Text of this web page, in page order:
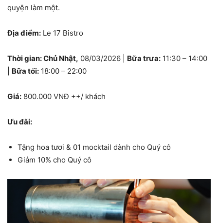
quyện làm một.
Địa điểm: Le 17 Bistro
Thời gian: Chủ Nhật, 08/03/2026 | Bữa trưa: 11:30 – 14:00
Bữa tối: 18:00 – 22:00
Giá: 800.000 VNĐ ++/ khách
Ưu đãi:
Tặng hoa tươi & 01 mocktail dành cho Quý cô
Giảm 10% cho Quý cô